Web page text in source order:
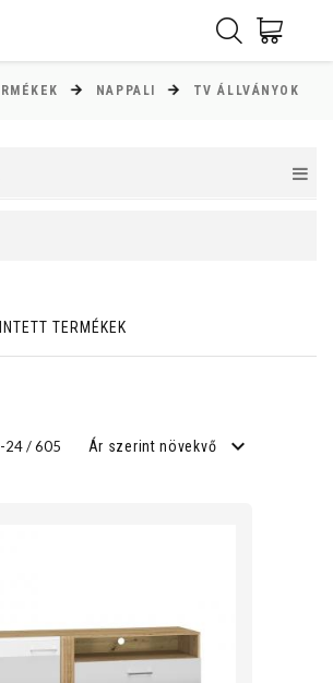
NAPPALI TV ÁLLVÁNYOK
cm
cm
TERMÉKEK
24 / 605 Ár szerint növekvő